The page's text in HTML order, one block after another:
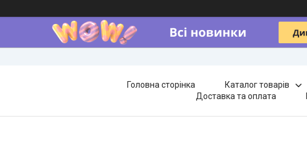
Головна сторінка Каталог товарів
Доставка та оплата